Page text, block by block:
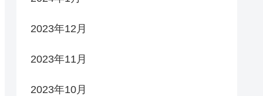
2023年12月
2023年11月
2023年10月